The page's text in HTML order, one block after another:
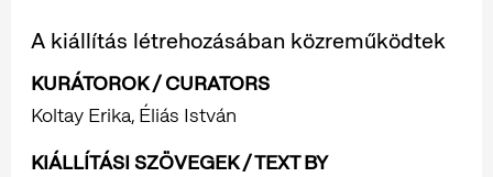
A kiállítás létrehozásában közreműködtek
KURÁTOROK / CURATORS
Koltay Erika, Éliás István
KIÁLLÍTÁSI SZÖVEGEK / TEXT BY